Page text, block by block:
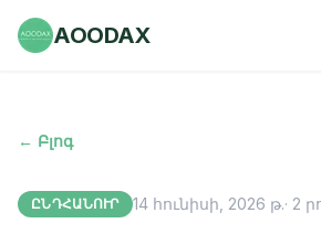
AOODAX
← Բլոգ
ԸՆԴՀԱՆՈՒՐ 14 հունիսի, 2026 թ.· 2